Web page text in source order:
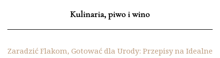
Kulinaria, piwo i wino
Zaradzić Flakom, Gotować dla Urody: Przepisy na Idealne